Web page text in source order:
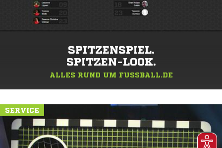
SPITZENSPIEL.
SPITZEN-LOOK.
ALLES RUND UM FUSSBALL.DE
SERVICE